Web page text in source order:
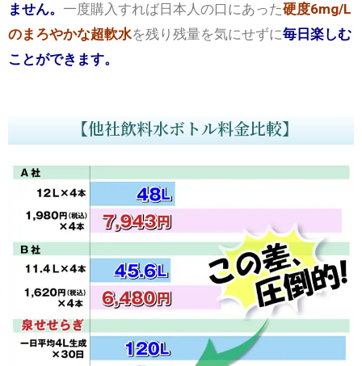
ません。 一度購入すれば日本人の口にあった硬度6mg/L
のまろやかな超軟水を残り残量を気にせずに毎日楽しむ
ことができます。
【他社飲料水ボトル料金比較】